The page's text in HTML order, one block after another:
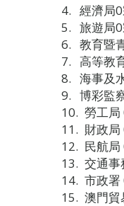
經濟局0
旅遊局0
教育暨
高等教
海事及
博彩監
勞工局
財政局
民航局
交通事
市政署
澳門貿